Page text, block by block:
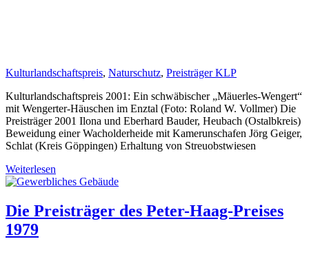
Kulturlandschaftspreis, Naturschutz, Preisträger KLP
Kulturlandschaftspreis 2001: Ein schwäbischer „Mäuerles-Wengert“
mit Wengerter-Häuschen im Enztal (Foto: Roland W. Vollmer) Die
Preisträger 2001 Ilona und Eberhard Bauder, Heubach (Ostalbkreis)
Beweidung einer Wacholderheide mit Kamerunschafen Jörg Geiger,
Schlat (Kreis Göppingen) Erhaltung von Streuobstwiesen
Weiterlesen
Die Preisträger des Peter-Haag-Preises
1979